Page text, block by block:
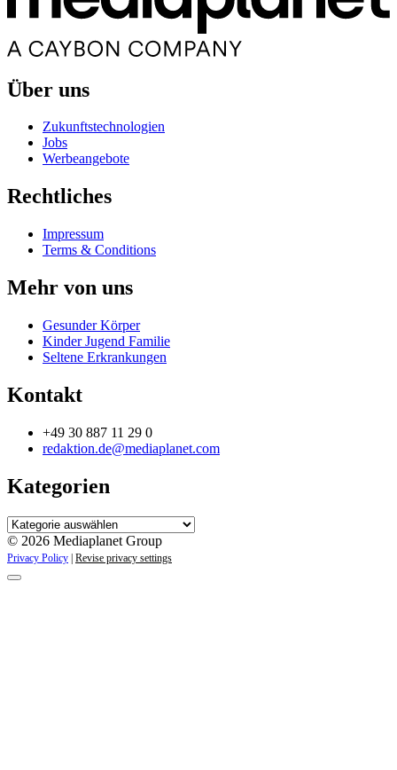
Über uns
Zukunftstechnologien
Jobs
Werbeangebote
Rechtliches
Impressum
Terms & Conditions
Mehr von uns
Gesunder Körper
Kinder Jugend Familie
Seltene Erkrankungen
Kontakt
+49 30 887 11 29 0
redaktion.de@mediaplanet.com
Kategorien
Kategorien
© 2026 Mediaplanet Group
Privacy Policy | Revise privacy settings